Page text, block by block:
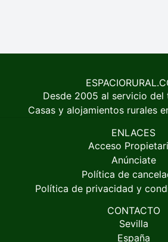
Desde 2005 al servicio del
Casas y alojamientos rurales
ENLACES
Acceso
Anúnciate
Política de
Política de privacidad y
CONTACTO
Sevilla
España